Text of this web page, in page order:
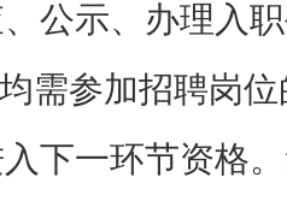
公示、办理入
参加招聘岗位
下一环节资格